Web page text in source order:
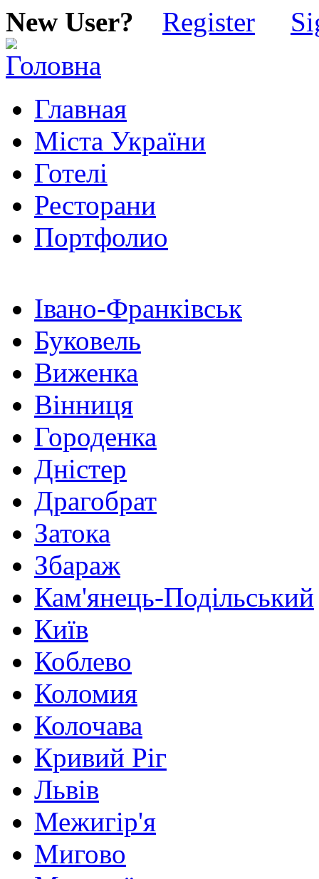
New User? Register
Главная
Міста України
Готелі
Ресторани
Портфолио
Івано-Франківськ
Буковель
Виженка
Вінниця
Городенка
Дністер
Драгобрат
Затока
Збараж
Кам'янець-Подільський
Київ
Коблево
Коломия
Колочава
Кривий Ріг
Львів
Межигір'я
Мигово